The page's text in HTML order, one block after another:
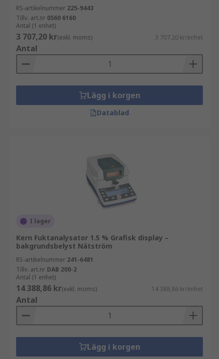
RS-artikelnummer 225-9443
Tillv. art.nr 0560 6160
Antal (1 enhet)
3 707,20 kr(exkl. moms) 3 707,20 kr/enhet
Antal
Lägg i korgen
Datablad
I lager
Kern Fuktanalysator 1.5 % Grafisk display –
bakgrundsbelyst Nätström
RS-artikelnummer 241-6481
Tillv. art.nr DAB 200-2
Antal (1 enhet)
14 388,86 kr(exkl. moms) 14 388,86 kr/enhet
Antal
Lägg i korgen